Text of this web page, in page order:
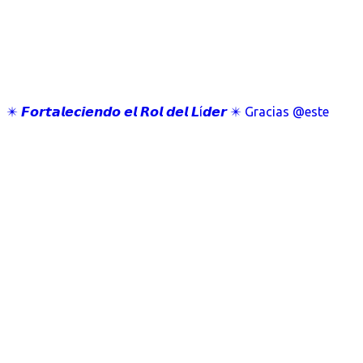
✴️ 𝙁𝙤𝙧𝙩𝙖𝙡𝙚𝙘𝙞𝙚𝙣𝙙𝙤 𝙚𝙡 𝙍𝙤𝙡 𝙙𝙚𝙡 𝙇í𝙙𝙚𝙧 ✴️ Gracias @este